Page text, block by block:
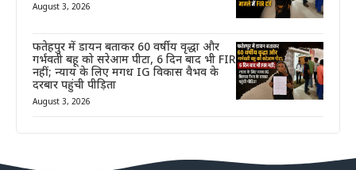
August 3, 2026
फतेहपुर में डायन बताकर 60 वर्षीय वृद्धा और
गर्भवती बहू को सरेआम पीटा, 6 दिन बाद भी FIR
नहीं; न्याय के लिए मगध IG विकास वैभव के
दरबार पहुंची पीड़िता
August 3, 2026